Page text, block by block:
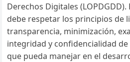
Derechos Digitales
debe respetar los principios de
transparencia, minimización,
integridad y confidencialidad
que pueda manejar en el